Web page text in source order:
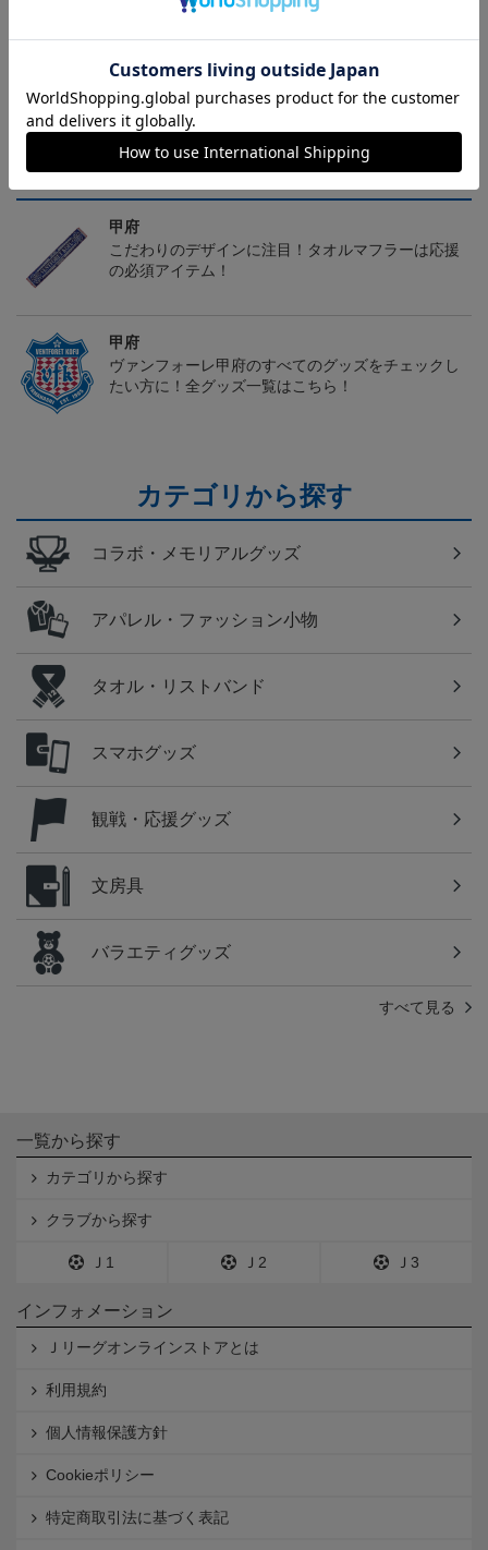
ギフト対応について
トピックス
甲府
こだわりのデザインに注目！タオルマフラーは応援
の必須アイテム！
甲府
ヴァンフォーレ甲府のすべてのグッズをチェックし
たい方に！全グッズ一覧はこちら！
カテゴリから探す
コラボ・メモリアルグッズ
アパレル・ファッション小物
タオル・リストバンド
スマホグッズ
観戦・応援グッズ
文房具
バラエティグッズ
すべて見る
一覧から探す
カテゴリから探す
クラブから探す
Ｊ1 Ｊ2 Ｊ3
インフォメーション
Ｊリーグオンラインストアとは
利用規約
個人情報保護方針
Cookieポリシー
特定商取引法に基づく表記